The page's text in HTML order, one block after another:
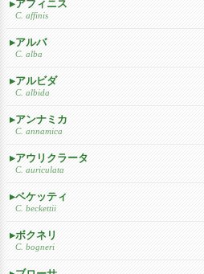
アフィニス
C. affinis
アルバ
C. alba
アルビダ
C. albida
アンナミカ
C. annamica
アウリクラータ
C. auriculata
ベケッティ
C. beckettii
ボクネリ
C. bogneri